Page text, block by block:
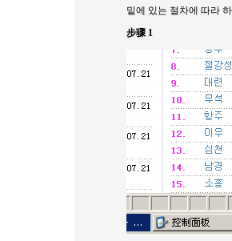
밑에 있는 절차에 따라
步骤 1